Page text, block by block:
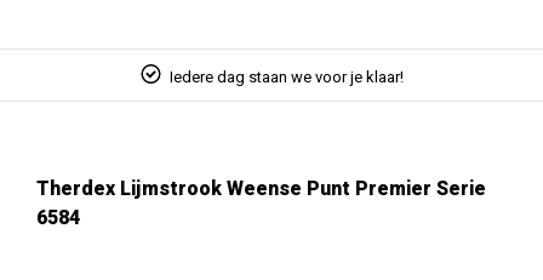
Iedere dag staan we voor je klaar!
Therdex Lijmstrook Weense Punt Premier Serie
6584